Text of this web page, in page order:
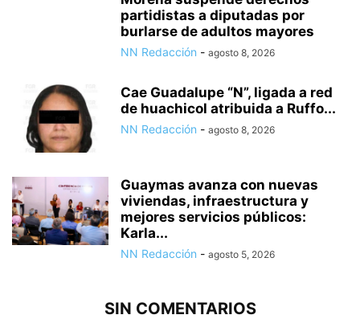
partidistas a diputadas por
burlarse de adultos mayores
NN Redacción - agosto 8, 2026
Cae Guadalupe “N”, ligada a red
de huachicol atribuida a Ruffo...
NN Redacción - agosto 8, 2026
Guaymas avanza con nuevas
viviendas, infraestructura y
mejores servicios públicos:
Karla...
NN Redacción - agosto 5, 2026
SIN COMENTARIOS